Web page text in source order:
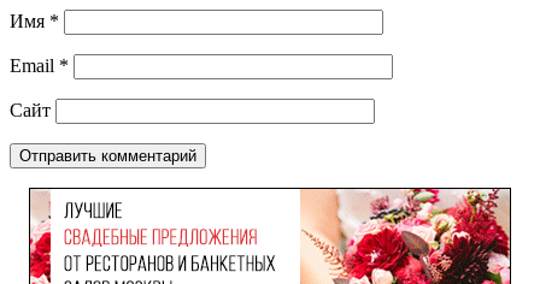
Имя *
Email *
Сайт